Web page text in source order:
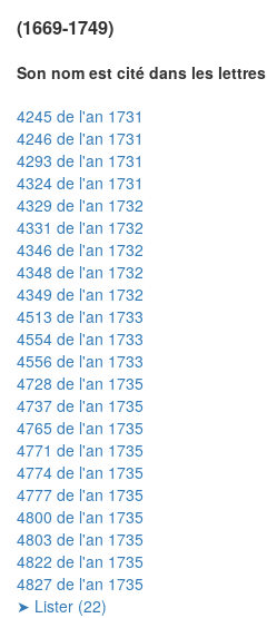
(1669-1749)
Son nom est cité dans les lettres
4245 de l'an 1731
4246 de l'an 1731
4293 de l'an 1731
4324 de l'an 1731
4329 de l'an 1732
4331 de l'an 1732
4346 de l'an 1732
4348 de l'an 1732
4349 de l'an 1732
4513 de l'an 1733
4554 de l'an 1733
4556 de l'an 1733
4728 de l'an 1735
4737 de l'an 1735
4765 de l'an 1735
4771 de l'an 1735
4774 de l'an 1735
4777 de l'an 1735
4800 de l'an 1735
4803 de l'an 1735
4822 de l'an 1735
4827 de l'an 1735
➤ Lister (22)